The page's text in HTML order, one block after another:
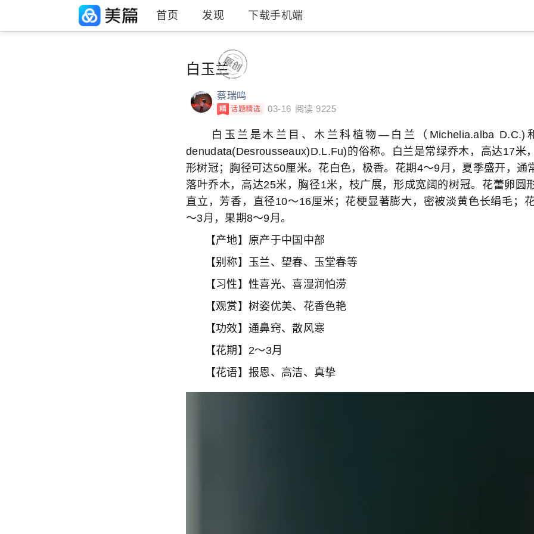
首页 发现 下载手机端
白玉兰
蔡瑞鸣
话题精选 03-16 阅读 9225
白玉兰是木兰目、木兰科植物—白兰（Michelia.alba D.C.)
denudata(Desrousseaux)D.L.Fu)的俗称。白兰是常绿乔木，高达17米
形树冠；胸径可达50厘米。花白色，极香。花期4～9月，夏季盛开，通
落叶乔木，高达25米，胸径1米，枝广展，形成宽阔的树冠。花蕾卵圆
直立，芳香，直径10～16厘米；花梗显著膨大，密被淡黄色长绢毛；
～3月，果期8～9月。
【产地】原产于中国中部
【别称】玉兰、望春、玉堂春等
【习性】性喜光、喜湿润怕涝
【观赏】树姿优美、花香色艳
【功效】通鼻窍、散风寒
【花期】2～3月
【花语】报恩、高洁、真挚